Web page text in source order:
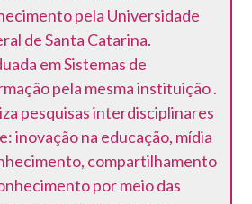
pela Universidade
de Santa Catarina.
em Sistemas de
pela mesma instituição .
pesquisas interdisciplinares
inovação na educação, mídia
compartilhamento
por meio das